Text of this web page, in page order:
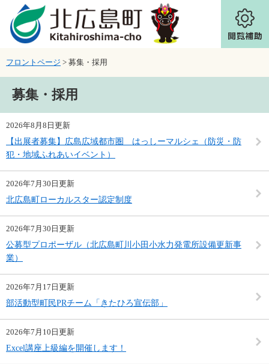
ページの先頭です。
メニューを飛ばして本文へ
フロントページ > 募集・採用
募集・採用
2026年8月8日更新
【出展者募集】広島広域都市圏 はっしーマルシェ（防災・防
犯・地域ふれあいイベント）
2026年7月30日更新
北広島町ローカルスター認定制度
2026年7月30日更新
公募型プロポーザル（北広島町川小田小水力発電所設備更新事
業）
2026年7月17日更新
部活動型町民PRチーム「きたひろ宣伝部」
2026年7月10日更新
Excel講座上級編を開催します！